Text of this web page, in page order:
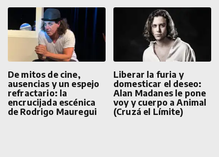
De mitos de cine,
ausencias y un espejo
refractario: la
encrucijada escénica
de Rodrigo Mauregui
Liberar la furia y
domesticar el deseo:
Alan Madanes le pone
voy y cuerpo a Animal
(Cruzá el Límite)